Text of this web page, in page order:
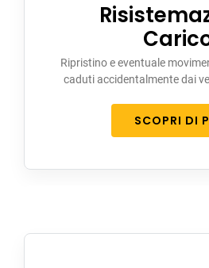
Ripristino e eventuale
caduti accidentalmente dai
SCOPRI DI